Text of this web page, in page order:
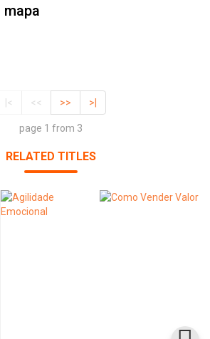
|< << >> >|
page 1 from 3
RELATED TITLES